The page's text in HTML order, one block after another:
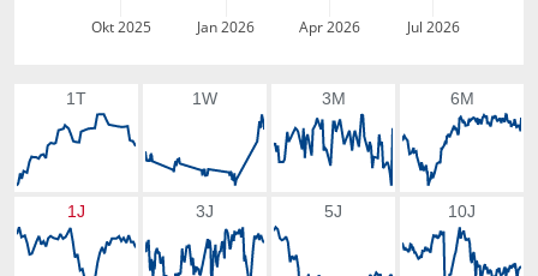
Okt 2025 Jan 2026 Apr 2026 Jul 2026
1T 1W 3M 6M
1J 3J 5J 10J